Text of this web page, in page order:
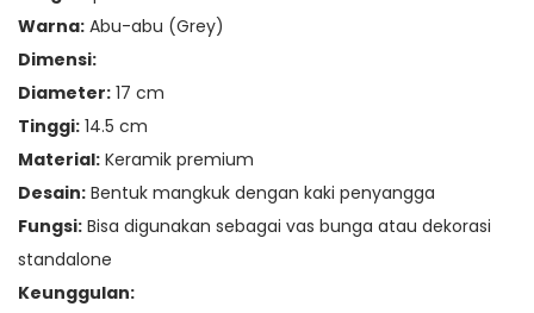
Warna: Abu-abu (Grey)
Dimensi:
Diameter: 17 cm
Tinggi: 14.5 cm
Material: Keramik premium
Desain: Bentuk mangkuk dengan kaki penyangga
Fungsi: Bisa digunakan sebagai vas bunga atau dekorasi
standalone
Keunggulan: